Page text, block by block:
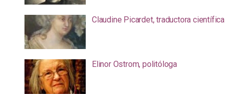
Claudine Picardet, traductora científica
Elinor Ostrom, politóloga